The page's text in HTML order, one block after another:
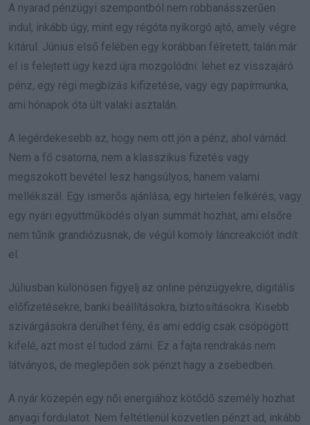
A nyarad pénzügyi szempontból nem robbanásszerűen
indul, inkább úgy, mint egy régóta nyikorgó ajtó, amely végre
kitárul. Június első felében egy korábban félretett, talán már
el is felejtett ügy kezd újra mozgolódni: lehet ez visszajáró
pénz, egy régi megbízás kifizetése, vagy egy papírmunka,
ami hónapok óta ült valaki asztalán.
A legérdekesebb az, hogy nem ott jön a pénz, ahol várnád.
Nem a fő csatorna, nem a klasszikus fizetés vagy
megszokott bevétel lesz hangsúlyos, hanem valami
mellékszál. Egy ismerős ajánlása, egy hirtelen felkérés, vagy
egy nyári együttműködés olyan summát hozhat, ami elsőre
nem tűnik grandiózusnak, de végül komoly láncreakciót indít
el.
Júliusban különösen figyelj az online pénzügyekre, digitális
előfizetésekre, banki beállításokra, biztosításokra. Kisebb
szivárgásokra derülhet fény, és ami eddig csak csöpögött
kifelé, azt most el tudod zárni. Ez a fajta rendrakás nem
látványos, de meglepően sok pénzt hagy a zsebedben.
A nyár közepén egy női energiához kötődő személy hozhat
anyagi fordulatot. Nem feltétlenül közvetlen pénzt ad, inkább